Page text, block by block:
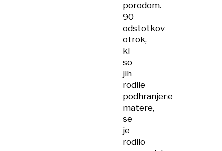
porodom.
90
odstotkov
otrok,
ki
so
jih
rodile
podhranjene
matere,
se
je
rodilo